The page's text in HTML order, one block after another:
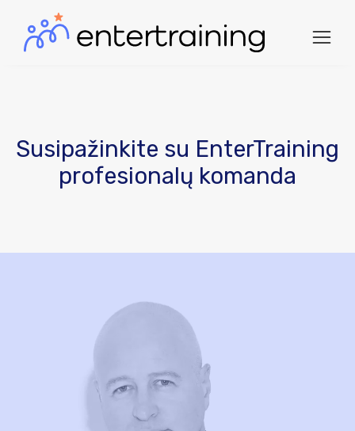
Susipažinkite su EnterTraining
profesionalų komanda